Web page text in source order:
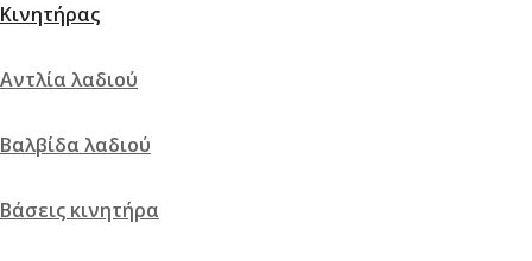
Κινητήρας
Αντλία λαδιού
Βαλβίδα λαδιού
Βάσεις κινητήρα
Σύγκριση Γρήγορη προβολή